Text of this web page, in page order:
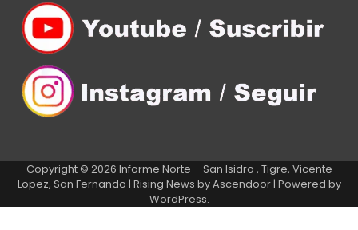
Copyright © 2026 Informe Norte – San Isidro , Tigre, Vicente
Lopez, San Fernando | Rising News byAscendoor| Powered by
WordPress.